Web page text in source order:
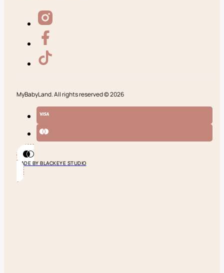
MyBabyLand. All rights reserved © 2026
MADE BY BLACKEYE STUDIO